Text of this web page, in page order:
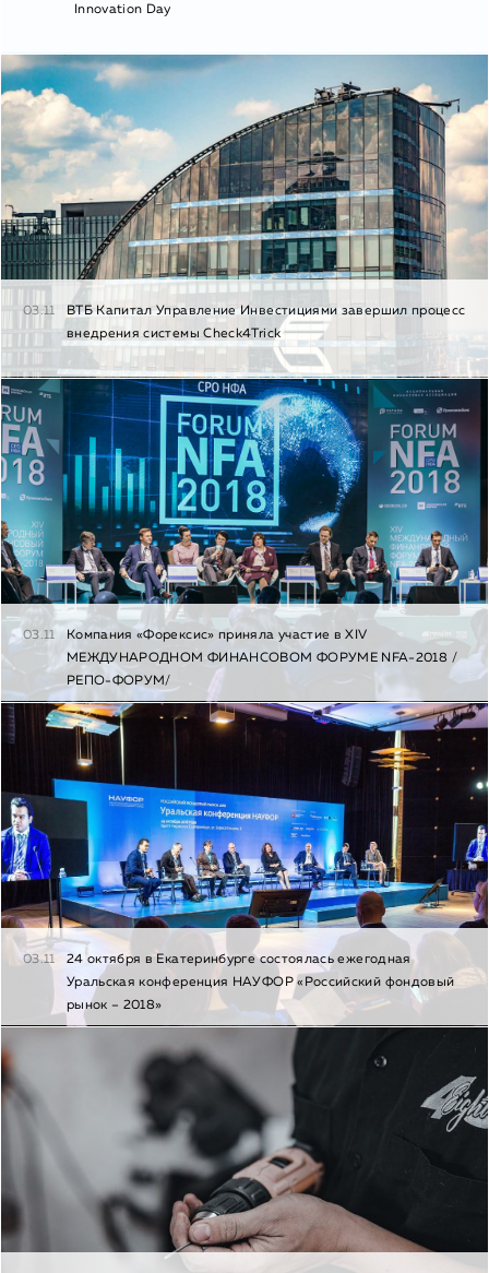
Innovation Day
03.11
ВТБ Капитал Управление Инвестициями завершил процесс
внедрения системы Check4Trick
03.11
Компания «Форексис» приняла участие в XIV
МЕЖДУНАРОДНОМ ФИНАНСОВОМ ФОРУМЕ NFA-2018 /
РЕПО-ФОРУМ/
03.11
24 октября в Екатеринбурге состоялась ежегодная
Уральская конференция НАУФОР «Российский фондовый
рынок – 2018»